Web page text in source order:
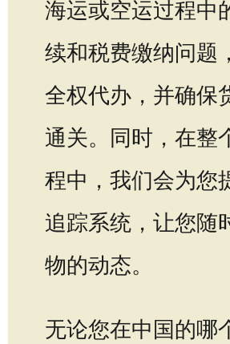
海运或空运过程中
续和税费缴纳问题
全权代办，并确保
通关。同时，在整
程中，我们会为您
追踪系统，让您随
物的动态。
无论您在中国的哪